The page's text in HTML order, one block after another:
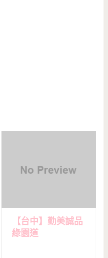
【台中】勤美誠品
綠園道